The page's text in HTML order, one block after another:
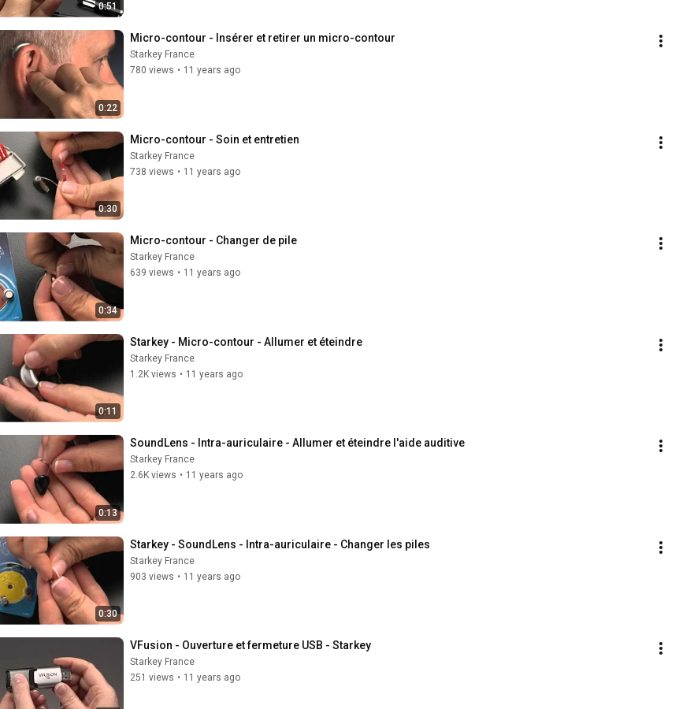
0:51
0:22
Micro-contour - Insérer et retirer un micro-contour
Starkey France
780 views • 11 years ago
0:30
Micro-contour - Soin et entretien
Starkey France
738 views • 11 years ago
0:34
Micro-contour - Changer de pile
Starkey France
639 views • 11 years ago
0:11
Starkey - Micro-contour - Allumer et éteindre
Starkey France
1.2K views • 11 years ago
0:13
SoundLens - Intra-auriculaire - Allumer et éteindre l'aide auditive
Starkey France
2.6K views • 11 years ago
0:30
Starkey - SoundLens - Intra-auriculaire - Changer les piles
Starkey France
903 views • 11 years ago
VFusion - Ouverture et fermeture USB - Starkey
Starkey France
251 views • 11 years ago